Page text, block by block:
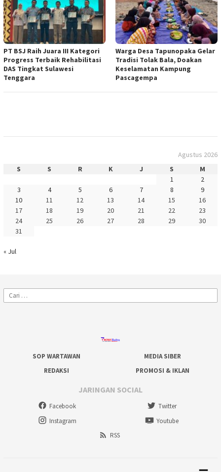
PT BSJ Raih Juara III Kategori
Progress Terbaik Rehabilitasi
DAS Tingkat Sulawesi
Tenggara
Warga Desa Tapunopaka Gelar
Tradisi Tolak Bala, Doakan
Keselamatan Kampung
Pascagempa
Agustus 2026
S
S R K J S
M
1
2
3
4 5 6 7 8
9
10
11 12 13 14 15
16
17
18 19 20 21 22
23
24
25 26 27 28 29
30
31
« Jul
Cari
untuk:
SOP WARTAWAN
MEDIA SIBER
REDAKSI
PROMOSI & IKLAN
JARINGAN SOCIAL
Facebook
Twitter
Instagram
Youtube
RSS